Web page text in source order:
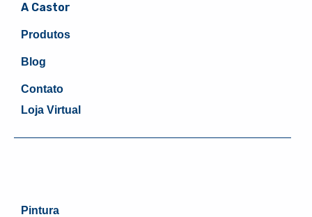
A Castor
Produtos
Blog
Contato
Loja Virtual
Pintura